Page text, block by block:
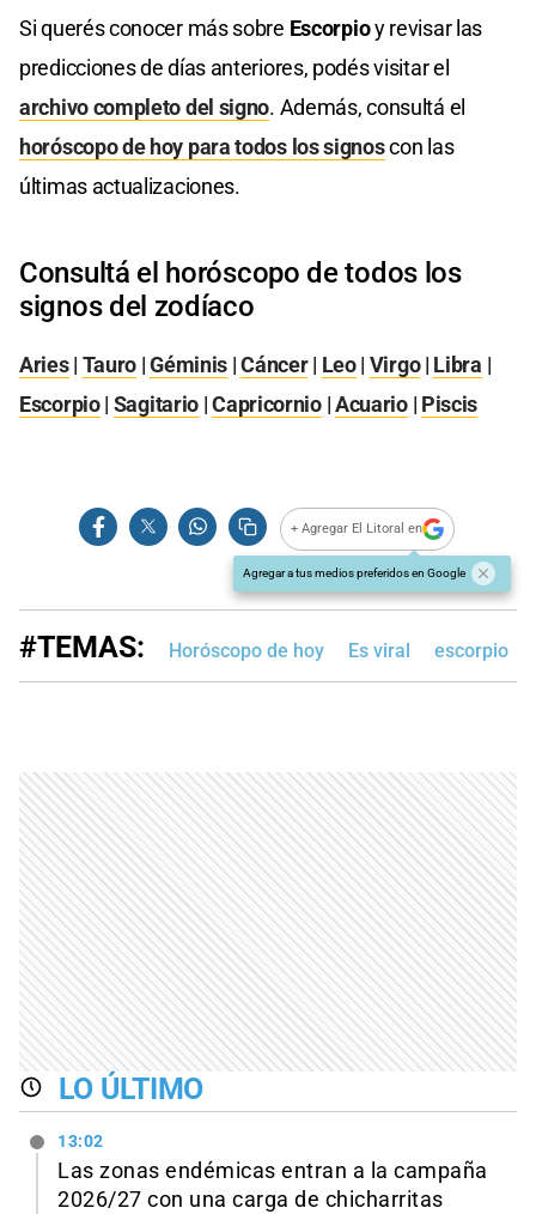
Si querés conocer más sobre Escorpioy revisar las
predicciones de días anteriores, podés visitar el
archivo completo del signo. Además, consultá el
horóscopo de hoy para todos los signoscon las
últimas actualizaciones.
Consultá el horóscopo de todos los
signos del zodíaco
Aries| Tauro |Géminis |Cáncer| Leo| Virgo| Libra |
Escorpio| Sagitario |Capricornio|Acuario| Piscis
+ Agregar El Litoral en
Agregar a tus medios preferidos en Google
#TEMAS: Horóscopo de hoy Es viral escorpio
LO ÚLTIMO
13:02
Las zonas endémicas entran a la campaña
2026/27 con una carga de chicharritas